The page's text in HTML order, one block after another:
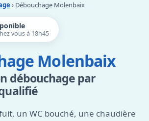
› Débouchage Molenbaix
vous à 18h45
Molenbaix
débouchage par
un WC bouché, une chaudière